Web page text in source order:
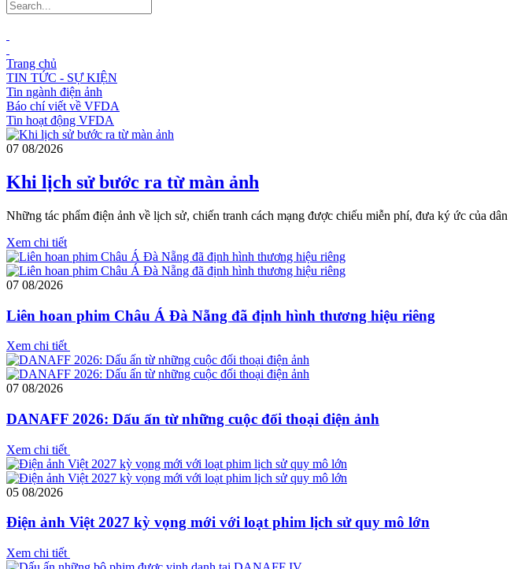
Trang chủ
TIN TỨC - SỰ KIỆN
Tin ngành điện ảnh
Báo chí viết về VFDA
Tin hoạt động VFDA
07 08/2026
Khi lịch sử bước ra từ màn ảnh
Những tác phẩm điện ảnh về lịch sử, chiến tranh cách mạng được chiếu miễn phí, đưa ký ức của
Xem chi tiết
07 08/2026
Liên hoan phim Châu Á Đà Nẵng đã định hình thương hiệu riêng
Xem chi tiết
07 08/2026
DANAFF 2026: Dấu ấn từ những cuộc đối thoại điện ảnh
Xem chi tiết
05 08/2026
Điện ảnh Việt 2027 kỳ vọng mới với loạt phim lịch sử quy mô lớn
Xem chi tiết